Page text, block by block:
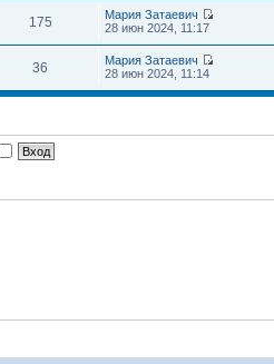
175
Мария Затаевич
28 июн 2024, 11:17
36
Мария Затаевич
28 июн 2024, 11:14